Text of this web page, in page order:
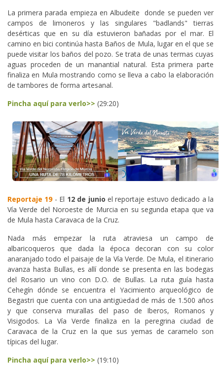
La primera parada empieza en Albudeite donde se pueden ver
campos de limoneros y las singulares "badlands" tierras
desérticas que en su día estuvieron bañadas por el mar. El
camino en bici continúa hasta Baños de Mula, lugar en el que se
puede visitar los baños del pozo. Se trata de unas termas cuyas
aguas proceden de un manantial natural. Esta primera parte
finaliza en Mula mostrando como se lleva a cabo la elaboración
de tambores de forma artesanal.
Pincha aquí para verlo>> (29:20)
Reportaje 19- El 12 de junio el reportaje estuvo dedicado a la
Vía Verde del Noroeste de Murcia en su segunda etapa que va
de Mula hasta Caravaca de la Cruz.
Nada más empezar la ruta atraviesa un campo de
albaricoqueros que dada la época decoran con su color
anaranjado todo el paisaje de la Vía Verde. De Mula, el itinerario
avanza hasta Bullas, es allí donde se presenta en las bodegas
del Rosario un vino con D.O. de Bullas. La ruta guía hasta
Cehegín dónde se encuentra el Yacimiento arqueológico de
Begastri que cuenta con una antigüedad de más de 1.500 años
y que conserva murallas del paso de Iberos, Romanos y
Visigodos. La Vía Verde finaliza en la peregrina ciudad de
Caravaca de la Cruz en la que sus yemas de caramelo son
típicas del lugar.
Pincha aquí para verlo>> (19:10)